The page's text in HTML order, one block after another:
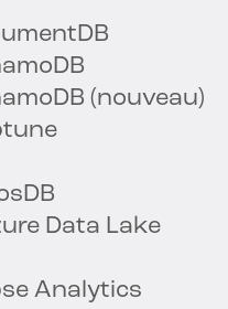
(nouveau)
Data Lake
Analytics